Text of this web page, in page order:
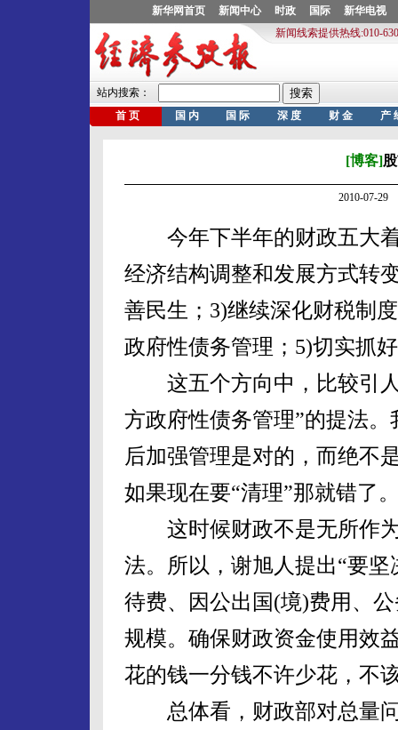
[博客]
2010-07-29
今年下半年的财政五大着
经济结构调整和发展方式转
善民生；3)继续深化财税制
政府性债务管理；5)切实抓
这五个方向中，比较引人
方政府性债务管理”的提法。
后加强管理是对的，而绝不
如果现在要“清理”那就错了
这时候财政不是无所作为
法。所以，谢旭人提出“要
待费、因公出国(境)费用、
规模。确保财政资金使用效
花的钱一分钱不许少花，不
总体看，财政部对总量问